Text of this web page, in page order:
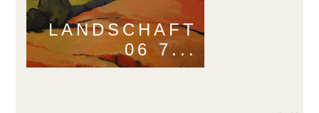
LANDSCHAFT
06 7...